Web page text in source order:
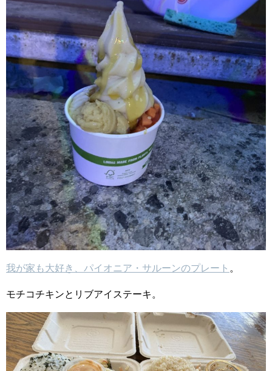
我が家も大好き、パイオニア・サルーンのプレート 。
モチコチキンとリブアイステーキ。